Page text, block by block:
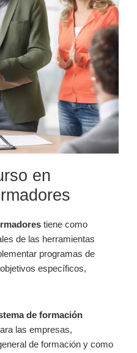
en
tiene como
de las herramientas
programas de
específicos,
de formación
las empresas,
de formación y como